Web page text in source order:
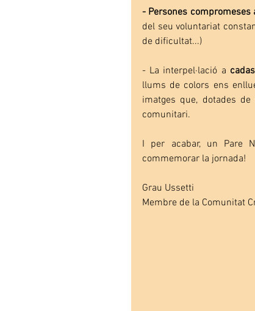
- Persones compromeses
del seu voluntariat
de dificultat...)
- La interpel·lació a
llums de colors ens
imatges que, dotades
comunitari.
I per acabar, un Pare
commemorar la jornada!
Grau Ussetti
Membre de la Comunitat